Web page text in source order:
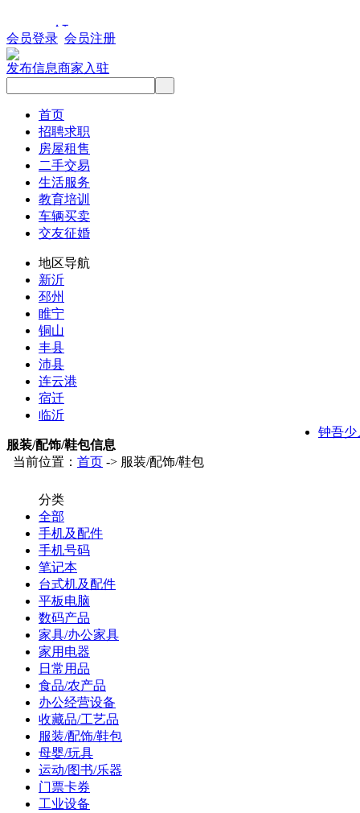
会员登录 会员注册
发布信息商家入驻
首页
招聘求职
房屋租售
二手交易
生活服务
教育培训
车辆买卖
交友征婚
地区导航
新沂
邳州
睢宁
铜山
丰县
沛县
连云港
宿迁
临沂
钟吾少
服装/配饰/鞋包信息
当前位置： 首页 -> 服装/配饰/鞋包
分类
全部
手机及配件
手机号码
笔记本
台式机及配件
平板电脑
数码产品
家具/办公家具
家用电器
日常用品
食品/农产品
办公经营设备
收藏品/工艺品
服装/配饰/鞋包
母婴/玩具
运动/图书/乐器
门票卡券
工业设备